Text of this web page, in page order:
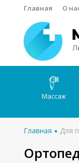
Главная О
Массаж
Главная Для